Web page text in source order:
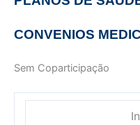
CONVENIOS
Sem Coparticipação